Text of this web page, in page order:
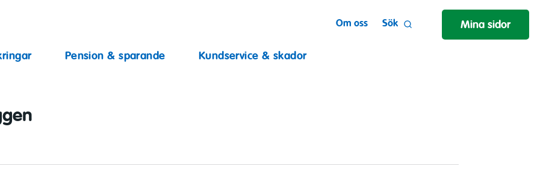
Pension & sparande Kundservice & skador
Om oss Sök Mina sidor